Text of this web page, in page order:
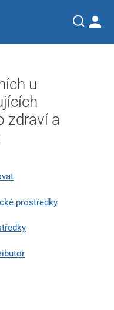
u
zdraví a
prostředky